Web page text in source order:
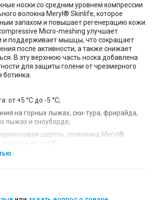
носки со средним уровнем компрессии
волокна Meryl® Skinlife, которое
запахом и повышает регенерацию кожи.
Micro-meshing улучшает
и поддерживает мышцы, что сокращает
после активности, а также снижает
В эту верхнюю часть носка добавлена
для защиты голени от чрезмерного
от +5 °С до -5 °С;
на горных лыжах, ски-тура, фрирайда,
лыжах и сноуборде;
шерсть, полиамид Meryl®
— природный материал c
и терапевтические
ионам серебра;